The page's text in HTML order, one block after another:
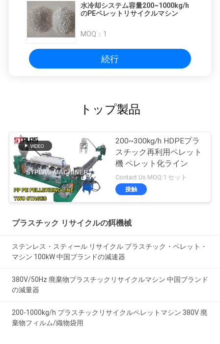
水冷却システム容量200~1000kg/h
のPEペレットリサイクルマシン
MOQ： 1
続行
トップ製品
200~300kg/h HDPEプラ
スチック再利用ペレット
機 ペレット化ライン
Contact Us MOQ:1 セット
接触
プラスチック リサイクルの餌機械
ステンレス・スティール リサイクル プラスチック・ペレット・
マシン 100kW 中国ブランドの減速器
380V/50Hz 廃棄物プラスチックリサイクルマシン 中国ブランド
の減量器
200-1000kg/h プラスチックリサイクルペレットマシン 380V 廃
棄物フィルム/織物袋用